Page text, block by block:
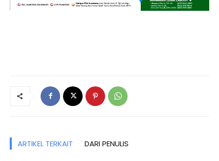
ARTIKEL TERKAIT DARI PENULIS